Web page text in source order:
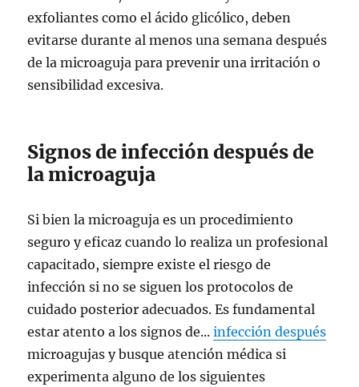
exfoliantes como el ácido glicólico, deben
evitarse durante al menos una semana después
de la microaguja para prevenir una irritación o
sensibilidad excesiva.
Signos de infección después de
la microaguja
Si bien la microaguja es un procedimiento
seguro y eficaz cuando lo realiza un profesional
capacitado, siempre existe el riesgo de
infección si no se siguen los protocolos de
cuidado posterior adecuados. Es fundamental
estar atento a los signos de...infección después
microagujas y busque atención médica si
experimenta alguno de los siguientes